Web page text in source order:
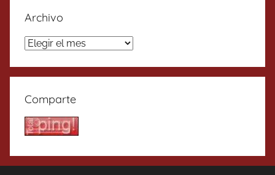
Archivo
Archivo
Comparte